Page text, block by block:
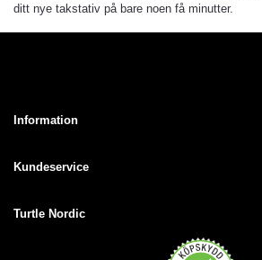
ditt nye takstativ på bare noen få minutter.
Information
Kundeservice
Turtle Nordic